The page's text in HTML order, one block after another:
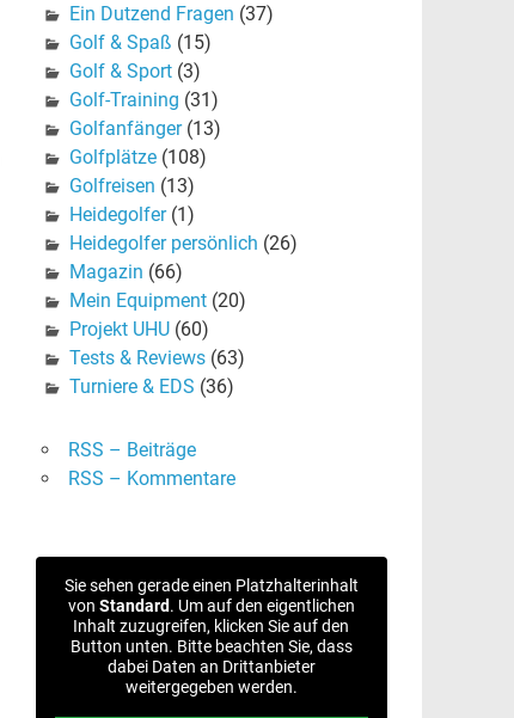
Ein Dutzend Fragen (37)
Golf & Spaß (15)
Golf & Sport(3)
Golf-Training (31)
Golfanfänger(13)
Golfplätze(108)
Golfreisen (13)
Heidegolfer(1)
Heidegolfer persönlich (26)
Magazin (66)
Mein Equipment(20)
Projekt UHU(60)
Tests & Reviews(63)
Turniere & EDS (36)
RSS – Beiträge
RSS – Kommentare
Sie sehen gerade einen Platzhalterinhalt
von Standard. Um auf den eigentlichen
Inhalt zuzugreifen, klicken Sie auf den
Button unten. Bitte beachten Sie, dass
dabei Daten an Drittanbieter
weitergegeben werden.